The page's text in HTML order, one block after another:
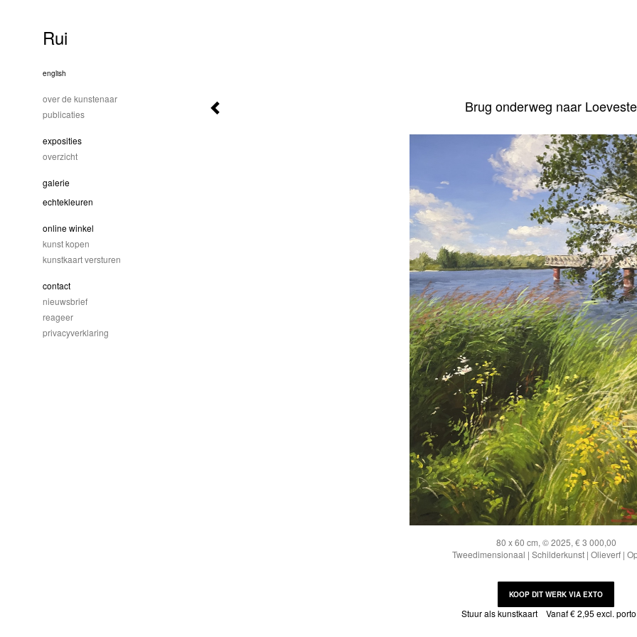
Brug onderweg naar
80 x 60 cm, © 2025, € 3 000,00
Tweedimensionaal | Schilderkunst | Olieverf |
KOOP DIT WERK VIA EXTO
Stuur als kunstkaart Vanaf € 2,95 excl. porto
Rui
english
over de kunstenaar
publicaties
exposities
overzicht
galerie
echtekleuren
online winkel
kunst kopen
kunstkaart versturen
contact
nieuwsbrief
reageer
privacyverklaring